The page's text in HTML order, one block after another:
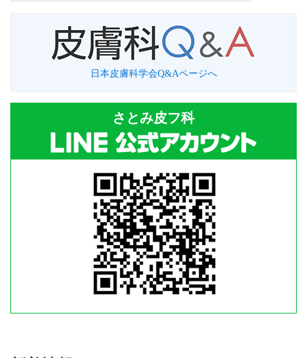
日本皮膚科学会Q&Aページへ
さとみ皮フ科